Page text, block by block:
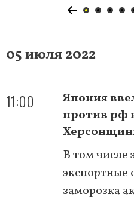
05 июля 2022
11:00
Япония
против рф
В том числе
экспортные
заморозка